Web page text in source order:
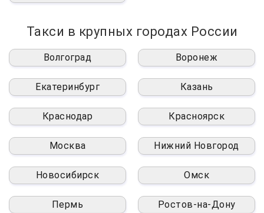
Такси в крупных городах России
Волгоград Воронеж
Екатеринбург Казань
Краснодар Красноярск
Москва Нижний Новгород
Новосибирск Омск
Пермь Ростов-на-Дону